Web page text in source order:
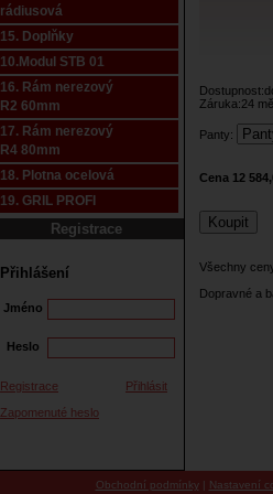
rádiusová
15. Doplňky
10.Modul STB 01
16. Rám nerezový
R2 60mm
17. Rám nerezový
R4 80mm
18. Plotna ocelová
19. GRIL PROFI
Registrace
Přihlášení
Jméno
Heslo
Registrace
Přihlásit
Zapomenuté heslo
Záruka:24
Panty:
Cena 12
Všechny
Dopravné a
Obchodní podmínky| Nastavení